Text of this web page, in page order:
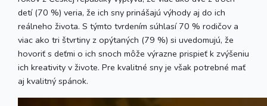
detí (70 %) veria, že ich sny prinášajú výhody aj do ich
reálneho života. S týmto tvrdením súhlasí 70 % rodičov a
viac ako tri štvrtiny z opýtaných (79 %) si uvedomujú, že
hovoriť s deťmi o ich snoch môže výrazne prispieť k zvýšeniu
ich kreativity v živote. Pre kvalitné sny je však potrebné mať
aj kvalitný spánok.